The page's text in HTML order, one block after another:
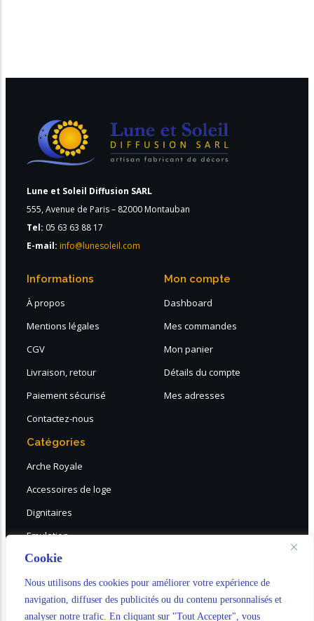
Cookie
Nous utilisons des cookies pour améliorer votre expérience de
navigation, diffuser des publicités ou du contenu personnalisés et
analyser notre trafic. En cliquant sur "Tout Accepter", vous
Lune et Soleil Diffusion SARL
555, Avenue de Paris – 82000 Montauban
Tel: 05 63 63 88 17
E-mail: info@lunesoleil.com
Informations
À propos
Mentions légales
CGV
Livraison, retour
Paiement sécurisé
Contactez-nous
Mon compte
Dashboard
Mes commandes
Mon panier
Détails du compte
Mes adresses
Catégories
Arche Royale
Accessoires de loge
Dignitaires
Emulation
DESTOCKAGE
Choix rapide tous rites